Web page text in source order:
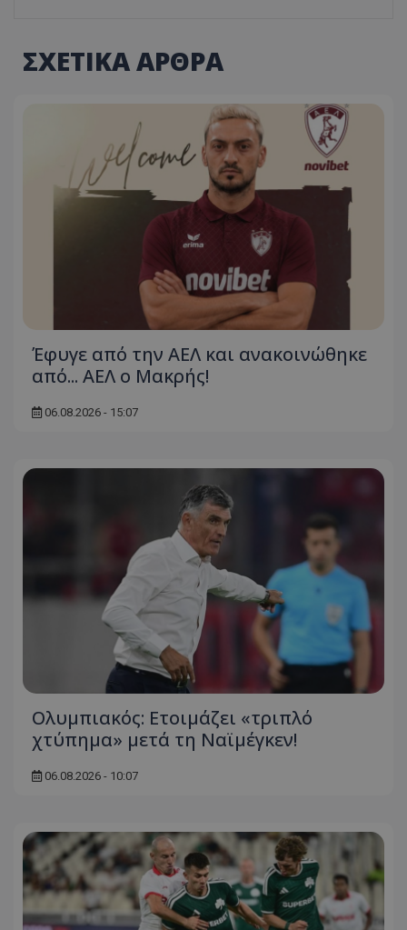
ΣΧΕΤΙΚΑ ΑΡΘΡΑ
Έφυγε από την ΑΕΛ και ανακοινώθηκε
από... ΑΕΛ ο Μακρής!
06.08.2026 - 15:07
Ολυμπιακός: Ετοιμάζει «τριπλό
χτύπημα» μετά τη Ναϊμέγκεν!
06.08.2026 - 10:07